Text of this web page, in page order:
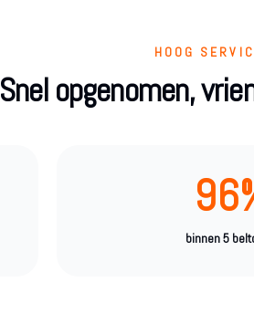
HOOG
Snel opgenomen,
binnen 5